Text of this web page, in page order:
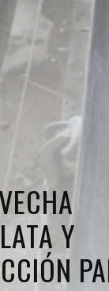
Y